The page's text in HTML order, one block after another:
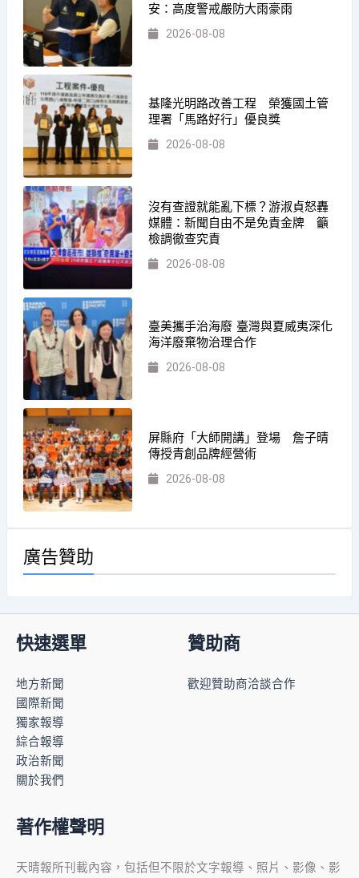
安：高度警戒嚴防大雨豪雨
2026-08-08
基隆光明路改善工程 榮獲國土管
理署「馬路好行」優良獎
2026-08-08
沒有查證就能亂下標？游淑貞怒轟
媒體：新聞自由不是免責金牌 籲
檢調徹查究責
2026-08-08
臺美攜手治海廢 臺灣與夏威夷深化
海洋廢棄物治理合作
2026-08-08
屏縣府「大師開講」登場 詹子晴
傳授青創品牌經營術
2026-08-08
廣告贊助
快速選單
地方新聞
國際新聞
獨家報導
綜合報導
政治新聞
關於我們
贊助商
歡迎贊助商洽談合作
著作權聲明
天晴報所刊載內容，包括但不限於文字報導、照片、影像、影